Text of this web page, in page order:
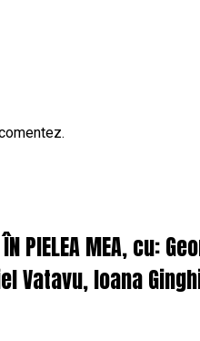
MEA, cu:
Vatavu, Ioana